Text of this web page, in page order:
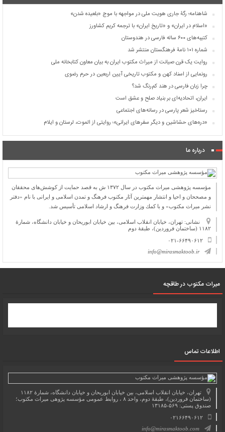
شاهنامه؛ رگۀ جاری هویت ملی در مواجهه با موج «بلعیده شدن»
«اسلام در ایران» و «تاریخ ایران» با ترجمه کریم کشاورز
کتیبه‌های ۶۰۰ ساله فارسی در هندوستان
شماره ۱۰۱ نامۀ فرهنگستان منتشر شد
روایت یک قرن صیانت از میراث مکتوب ایران به بیان معاون کتابخانه ملی
رونمایی از اسناد کهن و مکتوب تاریخی آیین اربعین در حرم رضوی
چرا زبان فارسی در هند کم‌رنگ شد؟
ایران، اتحادیه‌ای بر بنیاد صلح و عشق است
رستاخیز شعر پارسی در رسانه‌های اجتماعی
«دره‌های حشاشین و دیگر سفرهای ایرانی»؛ روایتی از الموت، لرستان و ایلام
درباره ما
مؤسسه پژوهشی میراث مكتوب در سال ۱۳۷۲ ش به قصد حمایت از كوشش‌های محققان
و مصححان و احیا و انتشار مهمترین آثار مكتوب فرهنگ و تمدن اسلامی و ایرانی با نام «دفتر
نشر میراث مكتوب» و با كمك وزارت فرهنگ و ارشاد اسلامی تأسیس شد.
نشانی: تهران، خیابان انقلاب اسلامی، بین خیابان ابوریحان و خیابان دانشگاه، شمارۀ
۱۱۸۲ (ساختمان فروردین)، طبقۀ دوم
۰۲۱-۶۶۴۹۰۶۱۲
info@mirasmaktoob.ir
میرات مکتوب در طاقچه
اطلاعات تماس
تهران، خیابان انقلاب اسلامی، بین خیابان ابوریحان و خیابان دانشگاه، شمارۀ ۱۱۸۲
(ساختمان فروردین)، طبقۀ دوم، واحد ۸ ، روابط عمومی مؤسسه پژوهی میراث مکتوب؛
صندوق پستی: ۵۶۹-۱۳۱۸۵
۰۲۱۶۶۴۹۰۶۱۲
info@mirasmaktoob.com